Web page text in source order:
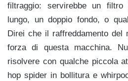
filtraggio: servirebbe un filtro
lungo, un doppio fondo, o
Direi che il raffreddamento del
forza di questa macchina.
risolvere con qualche piccola
hop spider in bollitura e